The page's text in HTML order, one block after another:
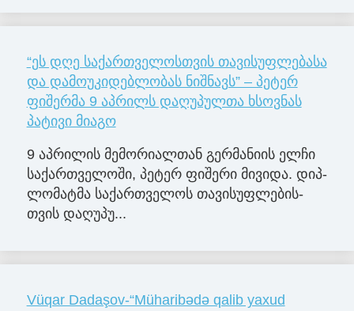
“ეს დღე საქართველოსთვის თავისუფლებასა
და დამოუკიდებლობას ნიშნავს” – პეტერ
ფიშერმა 9 აპრილს დაღუპულთა ხსოვნას
პატივი მიაგო
9 აპ­რი­ლის მე­მო­რი­ალ­თან გერ­მა­ნი­ის ელჩი
სა­ქარ­თვე­ლო­ში, პე­ტერ ფი­შე­რი მი­ვი­და. დიპ­
ლო­მატ­მა სა­ქარ­თვე­ლოს თა­ვი­სუფ­ლე­ბის­
თვის და­ღუ­პუ...
Vüqar Dadaşov-“Müharibədə qalib yaxud